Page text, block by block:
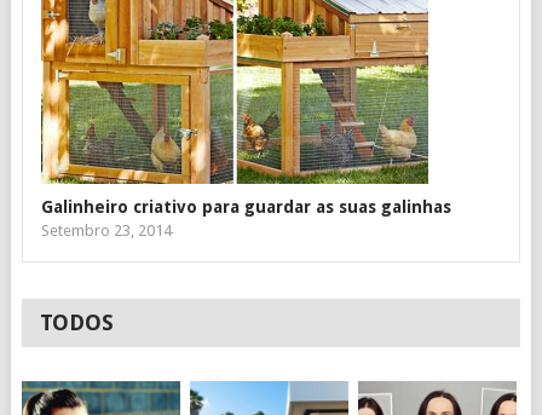
Galinheiro criativo para guardar as suas galinhas
Setembro 23, 2014
TODOS